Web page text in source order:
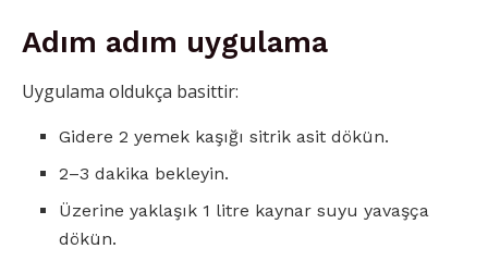
Adım adım uygulama
Uygulama oldukça basittir:
Gidere 2 yemek kaşığı sitrik asit dökün.
2–3 dakika bekleyin.
Üzerine yaklaşık 1 litre kaynar suyu yavaşça
dökün.